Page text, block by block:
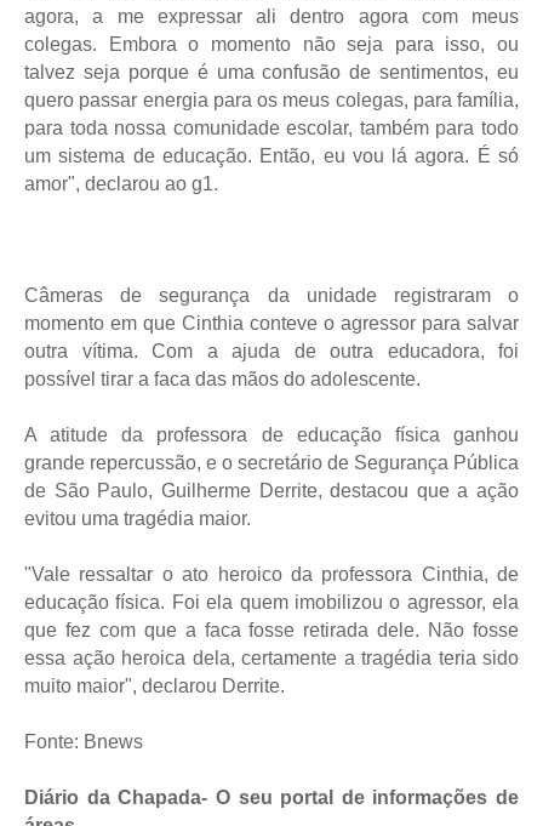
agora, a me expressar ali dentro agora com meus
colegas. Embora o momento não seja para isso, ou
talvez seja porque é uma confusão de sentimentos, eu
quero passar energia para os meus colegas, para família,
para toda nossa comunidade escolar, também para todo
um sistema de educação. Então, eu vou lá agora. É só
amor", declarou ao g1.
Câmeras de segurança da unidade registraram o
momento em que Cinthia conteve o agressor para salvar
outra vítima. Com a ajuda de outra educadora, foi
possível tirar a faca das mãos do adolescente.
A atitude da professora de educação física ganhou
grande repercussão, e o secretário de Segurança Pública
de São Paulo, Guilherme Derrite, destacou que a ação
evitou uma tragédia maior.
"Vale ressaltar o ato heroico da professora Cinthia, de
educação física. Foi ela quem imobilizou o agressor, ela
que fez com que a faca fosse retirada dele. Não fosse
essa ação heroica dela, certamente a tragédia teria sido
muito maior", declarou Derrite.
Fonte: Bnews
Diário da Chapada- O seu portal de informações de